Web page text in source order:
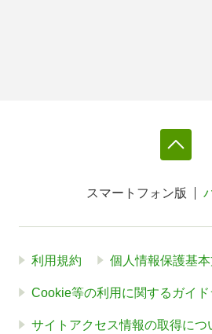
スマートフォン版
利用規約 個人情報保護基
Cookie等の利用に関するガイド
サイトアクセス情報の取得につ